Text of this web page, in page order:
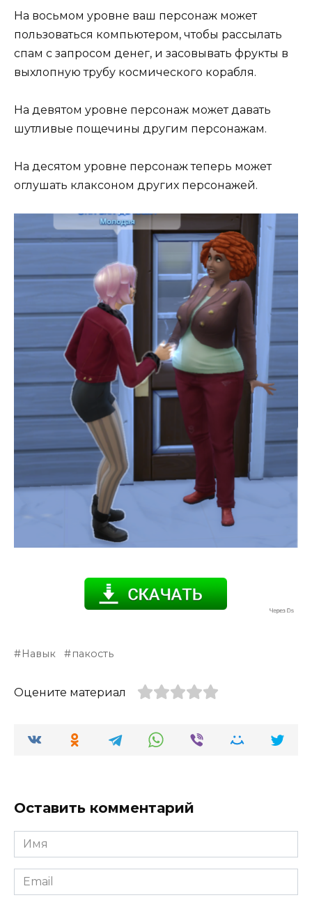
На восьмом уровне ваш персонаж может
пользоваться компьютером, чтобы рассылать
спам с запросом денег, и засовывать фрукты в
выхлопную трубу космического корабля.
На девятом уровне персонаж может давать
шутливые пощечины другим персонажам.
На десятом уровне персонаж теперь может
оглушать клаксоном других персонажей.
Навык пакость
Оцените материал
Оставить комментарий
Имя
*
Email
*